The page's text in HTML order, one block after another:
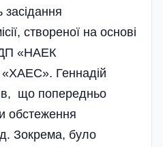
засідання
створеної на основі
ДП «НАЕК
Геннадій
що попере­дньо
обстеження
Зокрема, було